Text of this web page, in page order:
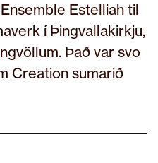
Estelliah til
í Þingvallakirkju,
Það var svo
Creation sumarið